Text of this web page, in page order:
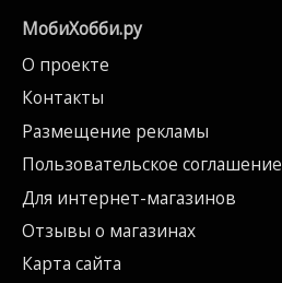
МобиХобби.ру
О проекте
Контакты
Размещение рекламы
Пользовательское соглашение
Для интернет-магазинов
Отзывы о магазинах
Карта сайта